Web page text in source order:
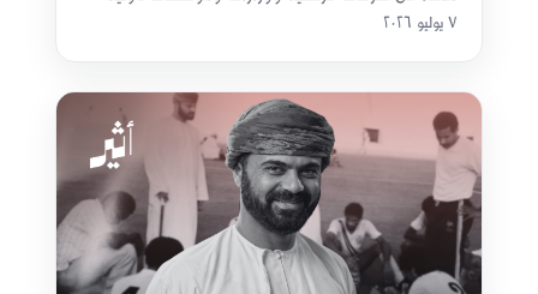
للتعريف بالفرص الاستثمارية العُمانية
٧ يوليو ٢٠٢٦